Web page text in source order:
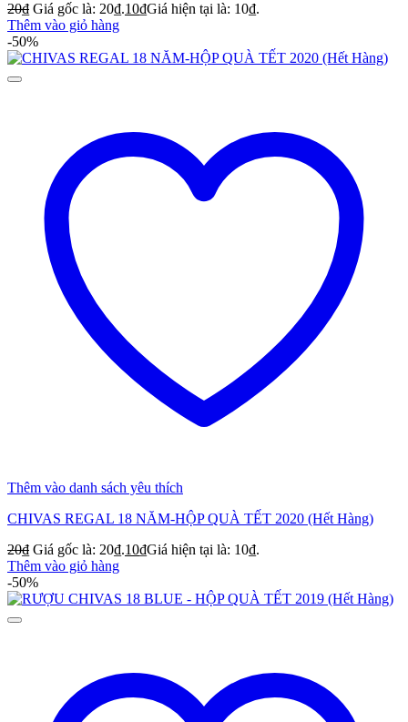
20₫ Giá gốc là: 20₫.10₫Giá hiện tại là: 10₫.
Thêm vào giỏ hàng
-50%
Thêm vào danh sách yêu thích
CHIVAS REGAL 18 NĂM-HỘP QUÀ TẾT 2020 (Hết Hàng)
20₫ Giá gốc là: 20₫.10₫Giá hiện tại là: 10₫.
Thêm vào giỏ hàng
-50%